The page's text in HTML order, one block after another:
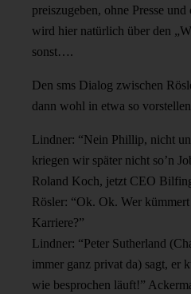
preiszugeben, ohne Presse
wird hier natürlich über den
sonst….
Den sms Dialog zwischen
dann wohl in etwa so
Lindner: “Nein Phillip, nicht
kriegen wir später nicht so’n
Roland Koch, jetzt CEO
Rösler: “Ok. Ok. Wer
Karriere?”
Lindner: “Peter Sutherland
immer ganz privat da) sagt, er
wie besprochen läuft!”